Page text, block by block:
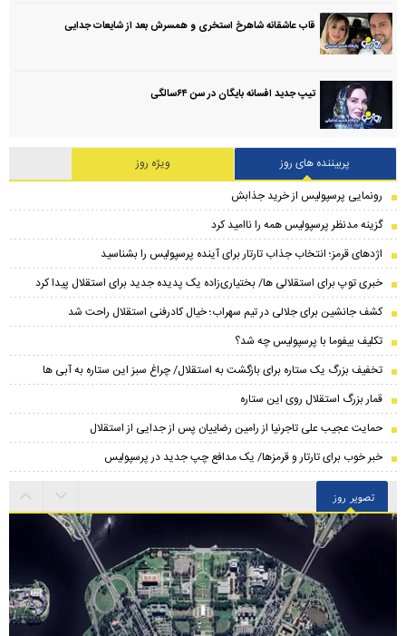
قاب عاشقانه شاهرخ استخری و همسرش بعد از شایعات جدایی
تیپ جدید افسانه بایگان در سن ۶۴سالگی
پربیننده های روز
ویژه روز
رونمایی پرسپولیس از خرید جذابش
گزینه مدنظر پرسپولیس همه را ناامید کرد
اژدهای قرمز؛ انتخاب جذاب تارتار برای آینده پرسپولیس را بشناسید
خبری توپ برای استقلالی ها/ بختیاری‌زاده یک پدیده جدید برای استقلال پیدا کرد
کشف جانشین برای جلالی در تیم سهراب؛ خیال کادرفنی استقلال راحت شد
تکلیف بیفوما با پرسپولیس چه شد؟
تخفیف بزرگ یک ستاره برای بازگشت به استقلال/ چراغ سبز این ستاره به آبی ها
قمار بزرگ استقلال روی این ستاره
حمایت عجیب علی تاجرنیا از رامین رضاییان پس از جدایی از استقلال
خبر خوب برای تارتار و قرمزها/ یک مدافع چپ جدید در پرسپولیس
تصویر روز